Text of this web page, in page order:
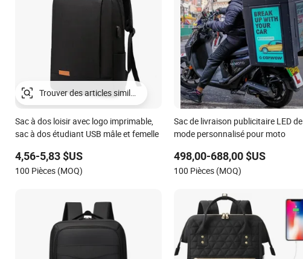
Trouver des articles similaires
Sac à dos loisir avec logo imprimable,
sac à dos étudiant USB mâle et femelle
4,56-5,83 $US
100 Pièces (MOQ)
Sac de livraison publicitaire LED de
mode personnalisé pour moto
498,00-688,00 $US
100 Pièces (MOQ)